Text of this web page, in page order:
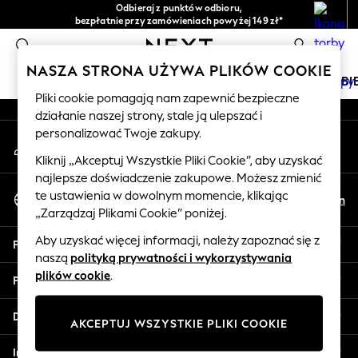
Odbieraj z punktów odbioru,
bezpłatnie przy zamówieniach powyżej 149 zł*
Łatwe zwroty*
0
HOLIDAY SHOP
Women's Holiday Shop
All Swimwear
All Beachwear
Bags & Accessories
Beach Dresses & Kaftans
Dresses
Flip Flops
Sliders
Jumpsuits & Playsuits
Sandals
Shorts
An error occurred on client
Nasze media społecznościowe
Moje konto
Zaloguj się na swoje konto
Wybierz Język
Polski
En
Pomoc
Prywatność i zasady prawne
Działy
Inne usługi
NASZA STRONA UŻYWA PLIKÓW COOKIE
Pliki cookie pomagają nam zapewnić bezpieczne
działanie naszej strony, stale ją ulepszać i
personalizować Twoje zakupy.
Kliknij „Akceptuj Wszystkie Pliki Cookie”, aby uzyskać
najlepsze doświadczenie zakupowe. Możesz zmienić
te ustawienia w dowolnym momencie, klikając
„Zarządzaj Plikami Cookie” poniżej.
Aby uzyskać więcej informacji, należy zapoznać się z
naszą polityką prywatności i wykorzystywania
plików cookie.
AKCEPTUJ WSZYSTKIE PLIKI COOKIE